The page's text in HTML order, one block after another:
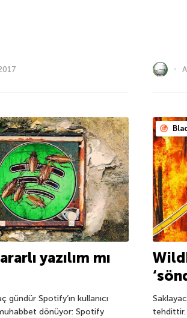
yazılım mı
gündür Spotify’ın kullanıcı
dönüyor: Spotify
tehdittir.